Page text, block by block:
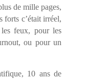
de mille pages,
forts c’était irréel,
feux, pour les
ou pour un
10 ans de